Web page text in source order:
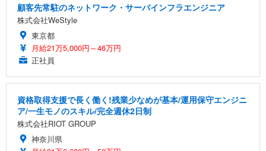
顧客先常駐のネットワーク・サーバインフラエンジニア
株式会社WeStyle
東京都
月給21万5,000円～46万円
正社員
資格取得支援で長く働く!残業少なめが基本/運用保守エンジニ
ア/一生モノのスキル/完全週休2日制
株式会社RIOT GROUP
神奈川県